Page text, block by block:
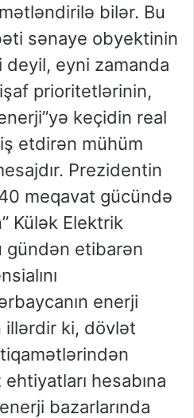
bilər. Bu
sənaye obyektinin
eyni zamanda
prioritetlərinin,
keçidin real
etdirən mühüm
Prezidentin
meqavat gücündə
Külək Elektrik
gündən etibarən
enerji
ki, dövlət
hesabına
bazarlarında